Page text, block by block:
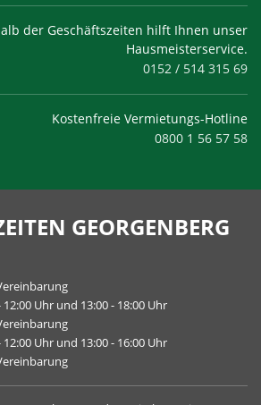
der Geschäftszeiten hilft Ihnen unser
Hausmeisterservice.
0152 / 514 315 69
Kostenfreie Vermietungs-Hotline
0800 1 56 57 58
GEORGENBERG
12:00 Uhr und 13:00 - 18:00 Uhr
12:00 Uhr und 13:00 - 16:00 Uhr